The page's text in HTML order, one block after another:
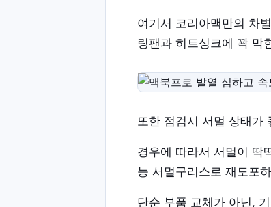
여기서 코리아맥만의 차
링팬과 히트싱크에 꽉 막
또한 점검시 서멀 상태가
경우에 따라서 서멀이 딱
능 서멀구리스로 재도포
단순 부품 교체가 아닌,